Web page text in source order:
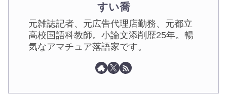
すい喬
元雑誌記者、元広告代理店勤務、元都立
高校国語科教師。小論文添削歴25年。暢
気なアマチュア落語家です。